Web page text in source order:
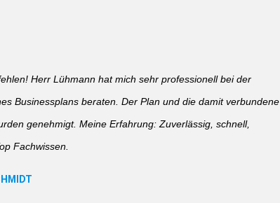
Herr Lühmann hat mich sehr professionell bei der
Businessplans beraten. Der Plan und die damit verbundene
genehmigt. Meine Erfahrung: Zuverlässig, schnell,
Fachwissen.